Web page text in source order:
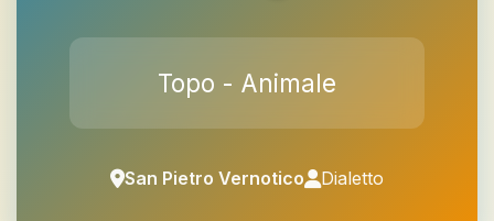
Topo - Animale
San Pietro Vernotico Dialetto